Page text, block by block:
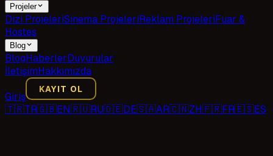
Projeler
Dizi ProjeleriSinema ProjeleriReklam ProjeleriFuar &
Hostes
Blog
BlogHaberlerDuyurular
İletişimHakkımızda
Giriş
KAYIT OL
🇹🇷TR🇬🇧EN🇷🇺RU🇩🇪DE🇸🇦AR🇨🇳ZH🇫🇷FR🇪🇸ES